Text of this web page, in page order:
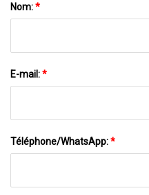
Nom:*
E-mail:*
Téléphone/WhatsApp:*